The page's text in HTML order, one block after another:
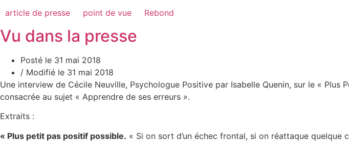
article de presse point de vue Rebond
Vu dans la presse
Posté le 31 mai 2018
/ Modifié le 31 mai 2018
Une interview de Cécile Neuville, Psychologue Positive par Isabelle Quenin, sur le « Plus
consacrée au sujet « Apprendre de ses erreurs ».
Extraits :
« Plus petit pas positif possible. « Si on sort d’un échec frontal, si on réattaque quelque